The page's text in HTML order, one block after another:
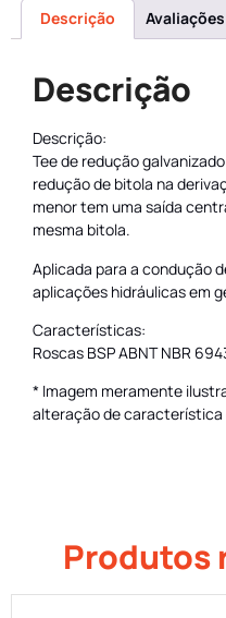
Descrição
Descrição
Descrição:
Tee de redução
redução de bitola na
menor tem uma saída
mesma bitola.
Aplicada para a condução
aplicações hidráulicas em
Características:
Roscas BSP ABNT NBR
* Imagem meramente
alteração de característica
Produtos